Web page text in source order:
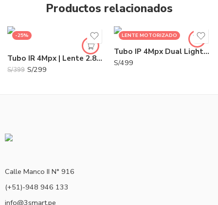
Productos relacionados
-25%
Tubo IR 4Mpx | Lente 2.8mm | Cámara de Seguridad | HK-DS2CD1043G2-I
S/399 S/299
LENTE MOTORIZADO
Tubo IP 4Mpx Dual Light 2.8-12mm IR 30m | HK-DS2CD1643G2-LIZU
S/499
Calle Manco II N° 916
(+51)-948 946 133
info@3smart.pe